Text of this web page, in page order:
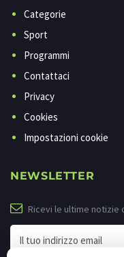
Categorie
Sport
Programmi
Contattaci
Privacy
Cookies
Impostazioni cookie
NEWSLETTER
Ricevi le ultime notizie